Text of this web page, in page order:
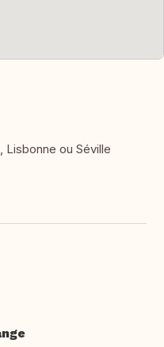
Lisbonne ou Séville